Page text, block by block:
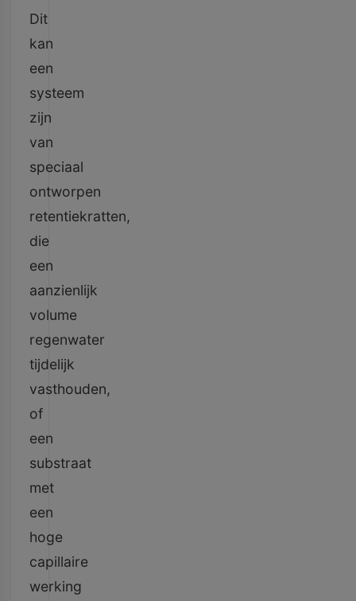
Dit
kan
een
systeem
zijn
van
speciaal
ontworpen
retentiekratten,
die
een
aanzienlijk
volume
regenwater
tijdelijk
vasthouden,
of
een
substraat
met
een
hoge
capillaire
werking